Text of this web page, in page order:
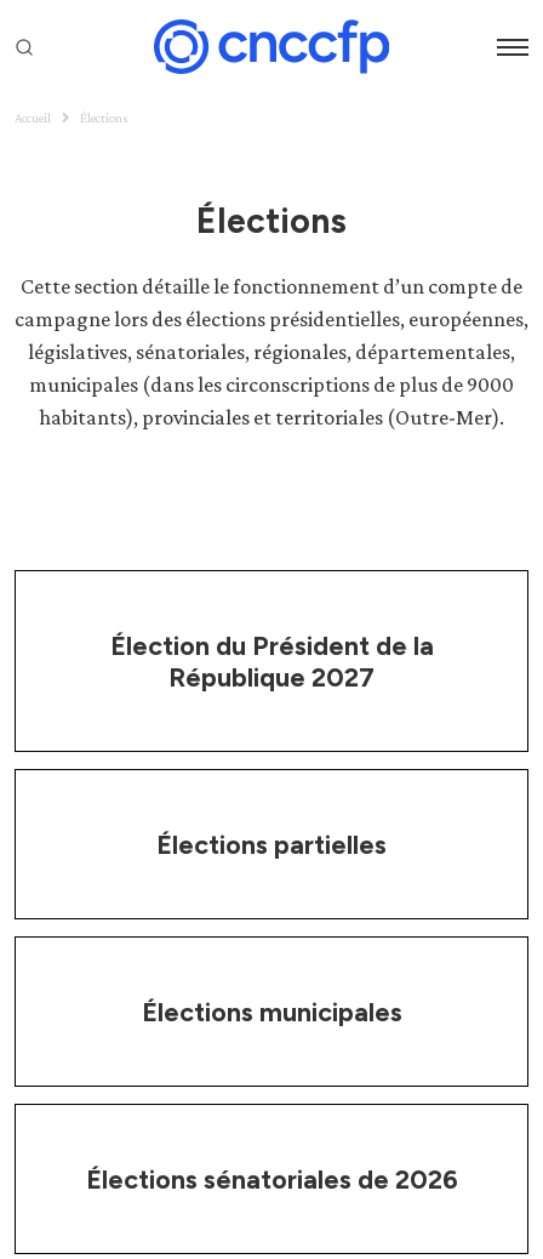
Accueil Élections
Élections
Cette section détaille le fonctionnement d’un compte de
campagne lors des élections présidentielles, européennes,
législatives, sénatoriales, régionales, départementales,
municipales (dans les circonscriptions de plus de 9000
habitants), provinciales et territoriales (Outre-Mer).
Élection du Président de la
République 2027
Élections partielles
Élections municipales
Élections sénatoriales de 2026